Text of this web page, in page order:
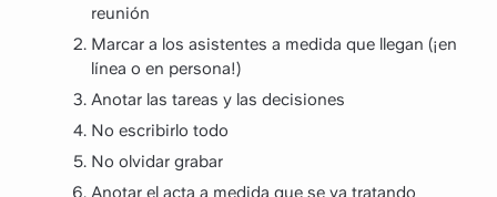
reunión
Marcar a los asistentes a medida que llegan (¡en
línea o en persona!)
Anotar las tareas y las decisiones
No escribirlo todo
No olvidar grabar
Anotar el acta a medida que se va tratando